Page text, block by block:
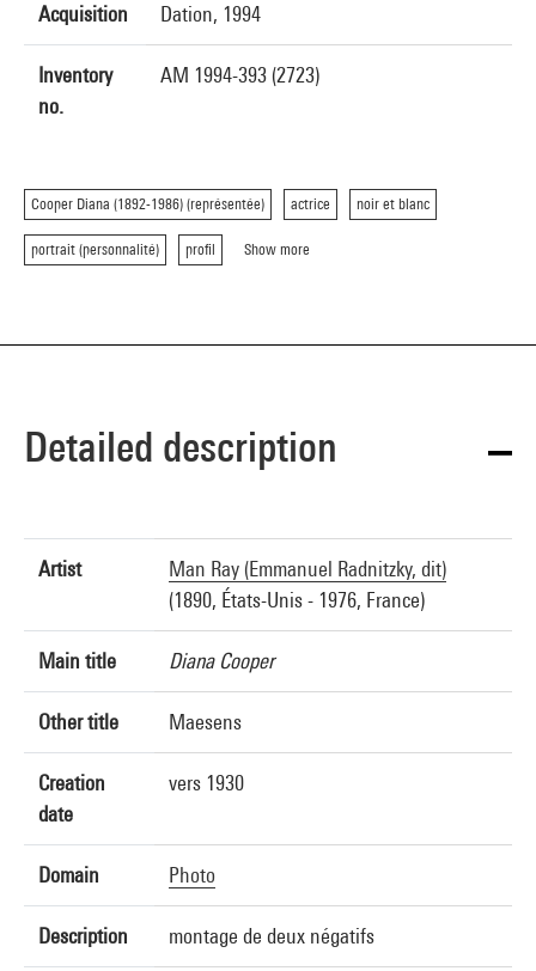
Acquisition Dation, 1994
Inventory
no.
AM 1994-393 (2723)
Cooper Diana (1892-1986) (représentée) actrice noir et blanc
portrait (personnalité) profil Show more
Detailed description
Artist
Man Ray (Emmanuel Radnitzky, dit)
(1890, États-Unis - 1976, France)
Main title Diana Cooper
Other title Maesens
Creation
date
vers 1930
Domain Photo
Description montage de deux négatifs